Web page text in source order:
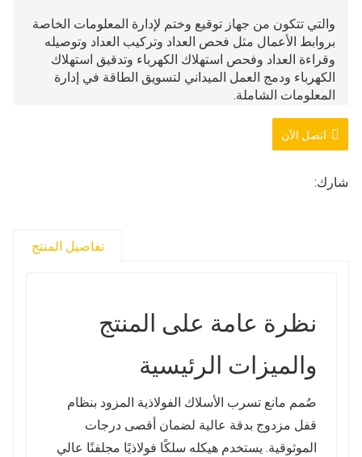
والتي تتكون من جهاز توقيع وختم لإدارة المعلومات الخاصة
بروابط الأعمال مثل فحص العداد وتركيب العداد وتوصيله
وقراءة العداد وفحص استهلاك الكهرباء وتدقيق استهلاك
الكهرباء ودمج العمل الميداني لتسويق الطاقة في إدارة
المعلومات الشاملة.
اتصل الآن
شارك:
تفاصيل المنتج
نظرة عامة على المنتج
والميزات الرئيسية
صُمم مانع تسرب الأسلاك الفولاذية المزود بنظام
قفل مزدوج بدقة عالية لضمان أقصى درجات
الموثوقية. يستخدم هيكله سلكًا فولاذيًا مجلفنًا عالي